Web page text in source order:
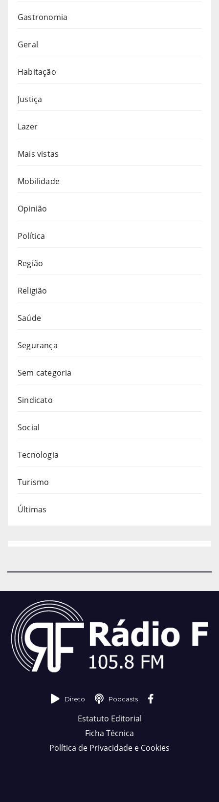
Gastronomia
Geral
Habitação
Justiça
Lazer
Mais vistas
Mobilidade
Opinião
Política
Região
Religião
Saúde
Segurança
Sem categoria
Sindicato
Social
Tecnologia
Turismo
Últimas
Direto Podcasts
Estatuto Editorial
Ficha Técnica
Política de Privacidade e Cookies